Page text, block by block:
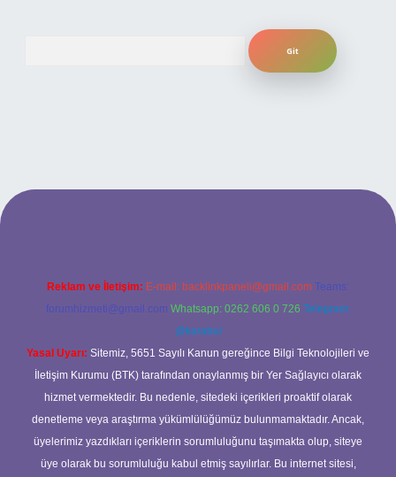
bahis sitesi
Reklam ve İletişim: E-mail: backlinkpaneli@gmail.com Teams:
forumhizmeti@gmail.com Whatsapp: 0262 606 0 726 Telegram:
@karabul
Yasal Uyarı: Sitemiz, 5651 Sayılı Kanun gereğince Bilgi Teknolojileri ve
İletişim Kurumu (BTK) tarafından onaylanmış bir Yer Sağlayıcı olarak
hizmet vermektedir. Bu nedenle, sitedeki içerikleri proaktif olarak
denetleme veya araştırma yükümlülüğümüz bulunmamaktadır. Ancak,
üyelerimiz yazdıkları içeriklerin sorumluluğunu taşımakta olup, siteye
üye olarak bu sorumluluğu kabul etmiş sayılırlar. Bu internet sitesi,